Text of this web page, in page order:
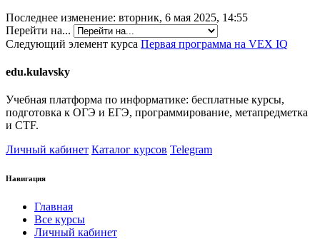
Последнее изменение: вторник, 6 мая 2025, 14:55
Перейти на...
Следующий элемент курса Первая программа на VEX IQ
edu.kulavsky
Учебная платформа по информатике: бесплатные курсы,
подготовка к ОГЭ и ЕГЭ, программирование, метапредметка
и CTF.
Личный кабинет Каталог курсов Telegram
Навигация
Главная
Все курсы
Личный кабинет